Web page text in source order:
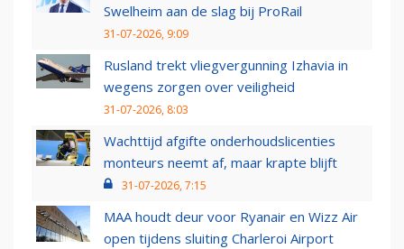
Swelheim aan de slag bij ProRail
31-07-2026, 9:09
Rusland trekt vliegvergunning Izhavia in
wegens zorgen over veiligheid
31-07-2026, 8:03
Wachttijd afgifte onderhoudslicenties
monteurs neemt af, maar krapte blijft
31-07-2026, 7:15
MAA houdt deur voor Ryanair en Wizz Air
open tijdens sluiting Charleroi Airport